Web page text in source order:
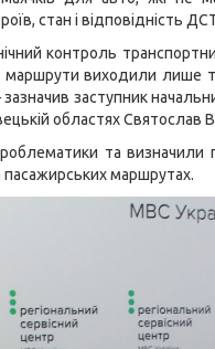
стан і відповідність
контроль
виходили лише
заступник
областях Святослав
та
пасажирських маршрутах.